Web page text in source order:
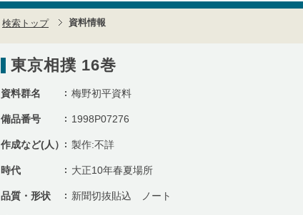
検索トップ 資料情報
東京相撲 16巻
資料群名 梅野初平資料
備品番号 1998P07276
作成など(人） 製作:不詳
時代 大正10年春夏場所
品質・形状 新聞切抜貼込 ノート